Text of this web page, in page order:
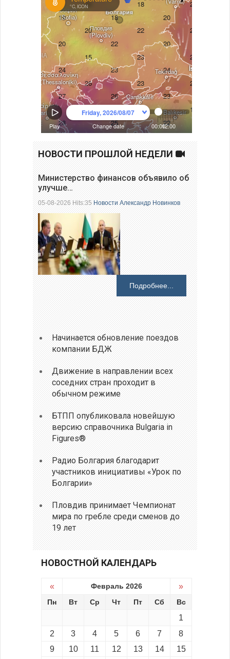
НОВОСТИ ПРОШЛОЙ НЕДЕЛИ
Министерство финансов объявило об
улучше…
05-08-2026 Hits:35Новости Александр Новинков
Подробнее...
Начинается обновление поездов
компании БДЖ
Движение в направлении всех
соседних стран проходит в
обычном режиме
БТПП опубликовала новейшую
версию справочника Bulgaria in
Figures®
Радио Болгария благодарит
участников инициативы «Урок по
Болгарии»
Пловдив принимает Чемпионат
мира по гребле среди сменов до
19 лет
НОВОСТНОЙ КАЛЕНДАРЬ
« Февраль 2026 »
Пн Вт Ср Чт Пт Сб Вс
1
2
3 4 5 6 7
8
9
10 11 12 13 14 15